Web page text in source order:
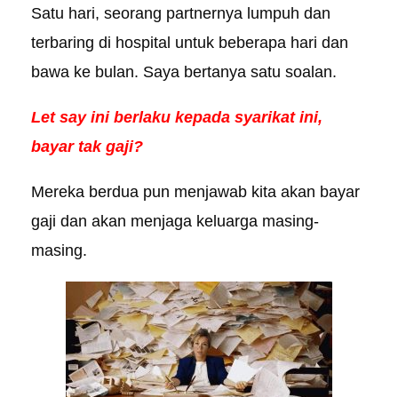
Satu hari, seorang partnernya lumpuh dan
terbaring di hospital untuk beberapa hari dan
bawa ke bulan. Saya bertanya satu soalan.
Let say ini berlaku kepada syarikat ini,
bayar tak gaji?
Mereka berdua pun menjawab kita akan bayar
gaji dan akan menjaga keluarga masing-
masing.